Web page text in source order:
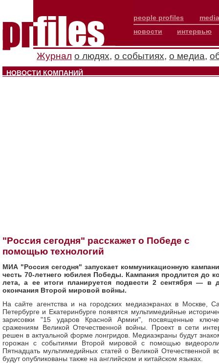
people profiles
новости
интервью
Журнал о людях, о событиях, о медиа,
НОВОСТИ КОМПАНИЙ
"Россия сегодня" расскажет о Победе с
помощью технологий
МИА "Россия сегодня" запускает коммуникационную
честь 70-летнего юбилея Победы. Кампания продлится до
лета, а ее итоги планируется подвести 2 сентября — в
окончания Второй мировой войны.
На сайте агентства и на городских медиаэкранах в Москве,
Петербурге и Екатеринбурге появятся мультимедийные
зарисовки "15 ударов Красной Армии", посвященные
сражениям Великой Отечественной войны. Проект в сети
решен в актуальной форме лонгридов. Медиаэкраны будут
горожан с событиями Второй мировой с помощью
Пятнадцать мультимедийных статей о Великой Отечественной
будут опубликованы также на английском и китайском языках.